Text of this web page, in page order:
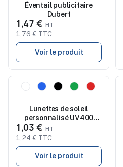
Éventail publicitaire
Dubert
1,47 €
1,76 € TTC
Voir le produit
Nouveau
Lunettes de soleil
personnalisé UV400
Nixtu
1,03 €
1,24 € TTC
Voir le produit